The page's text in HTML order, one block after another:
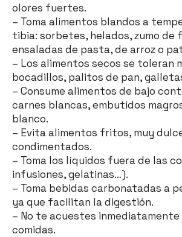
olores fuertes.
– Toma alimentos blandos a
tibia: sorbetes, helados, zumo de
ensaladas de pasta, de arroz o
– Los alimentos secos se toleran
bocadillos, palitos de pan,
– Consume alimentos de bajo
carnes blancas, embutidos
blanco.
– Evita alimentos fritos, muy
condimentados.
– Toma los líquidos fuera de las
infusiones, gelatinas…).
– Toma bebidas carbonatadas a
ya que facilitan la digestión.
– No te acuestes
comidas.